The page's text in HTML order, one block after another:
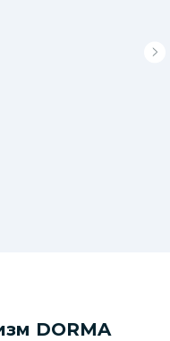
DORMA